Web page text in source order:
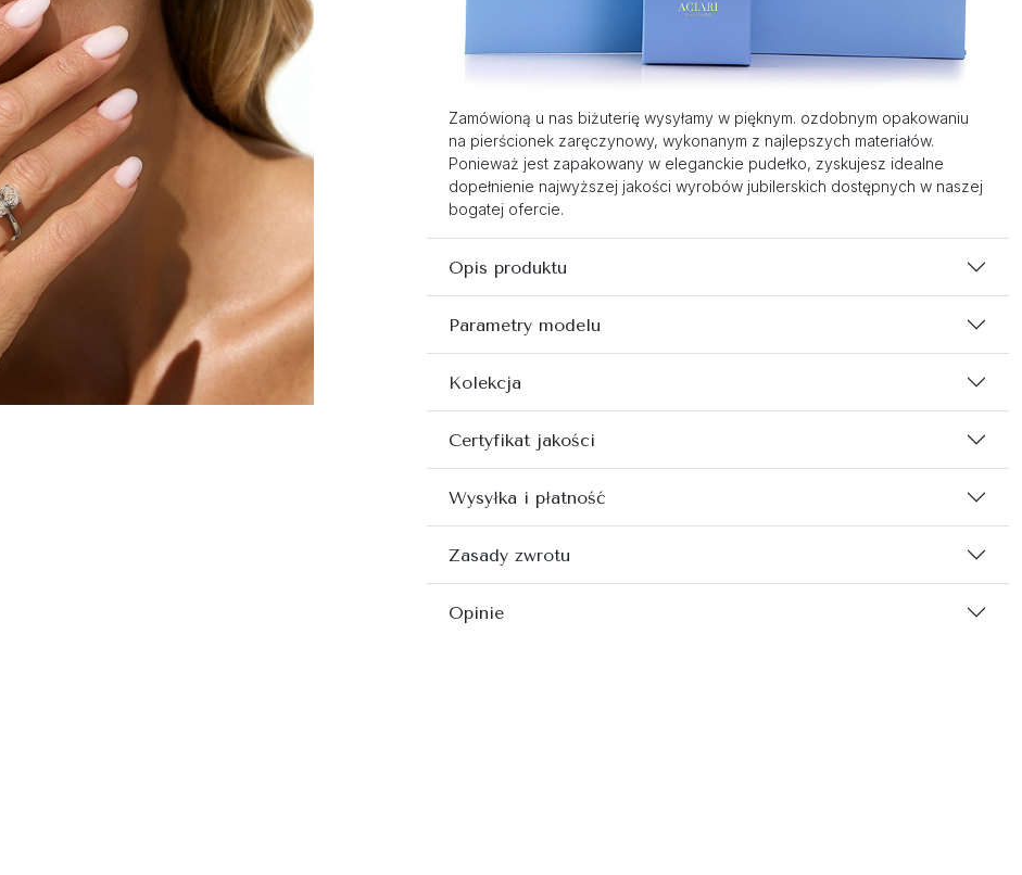
Zamówioną u nas biżuterię wysyłamy w pięknym. ozdobnym opakowaniu
na pierścionek zaręczynowy, wykonanym z najlepszych materiałów.
Ponieważ jest zapakowany w eleganckie pudełko, zyskujesz idealne
dopełnienie najwyższej jakości wyrobów jubilerskich dostępnych w naszej
bogatej ofercie.
Opis produktu
Parametry modelu
Kolekcja
Certyfikat jakości
Wysyłka i płatność
Zasady zwrotu
Opinie